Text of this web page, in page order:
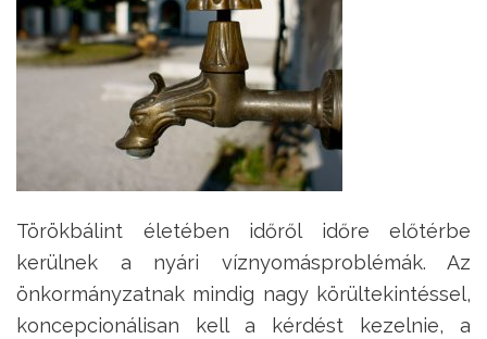
Törökbálint életében időről időre előtérbe
kerülnek a nyári víznyomásproblémák. Az
önkormányzatnak mindig nagy körültekintéssel,
koncepcionálisan kell a kérdést kezelnie, a